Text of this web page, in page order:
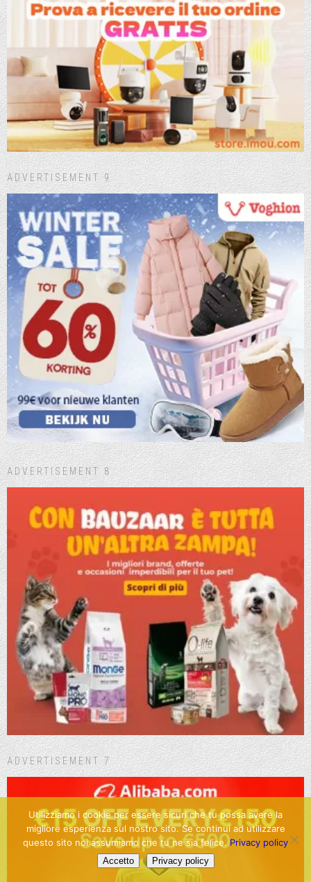
ADVERTISEMENT 9
ADVERTISEMENT 8
ADVERTISEMENT 7
Utilizziamo i cookie per essere sicuri che tu possa avere la
migliore esperienza sul nostro sito. Se continui ad utilizzare
questo sito noi assumiamo che tu ne sia felice. Privacy policy
Accetto Privacy policy